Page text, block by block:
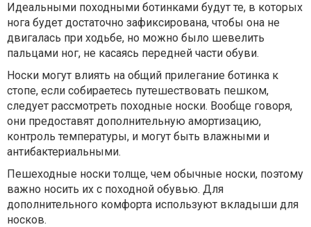
Идеальными походными ботинками будут те, в которых
нога будет достаточно зафиксирована, чтобы она не
двигалась при ходьбе, но можно было шевелить
пальцами ног, не касаясь передней части обуви.
Носки могут влиять на общий прилегание ботинка к
стопе, если собираетесь путешествовать пешком,
следует рассмотреть походные носки. Вообще говоря,
они предоставят дополнительную амортизацию,
контроль температуры, и могут быть влажными и
антибактериальными.
Пешеходные носки толще, чем обычные носки, поэтому
важно носить их с походной обувью. Для
дополнительного комфорта используют вкладыши для
носков.